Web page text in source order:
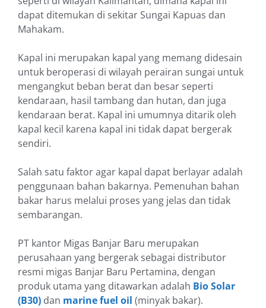
dapat ditemukan di sekitar Sungai Kapuas dan
Mahakam.
Kapal ini merupakan kapal yang memang didesain
untuk beroperasi di wilayah perairan sungai untuk
mengangkut beban berat dan besar seperti
kendaraan, hasil tambang dan hutan, dan juga
kendaraan berat. Kapal ini umumnya ditarik oleh
kapal kecil karena kapal ini tidak dapat bergerak
sendiri.
Salah satu faktor agar kapal dapat berlayar adalah
penggunaan bahan bakarnya. Pemenuhan bahan
bakar harus melalui proses yang jelas dan tidak
sembarangan.
PT kantor Migas Banjar Baru merupakan
perusahaan yang bergerak sebagai distributor
resmi migas Banjar Baru Pertamina, dengan
produk utama yang ditawarkan adalah Bio Solar
(B30) dan marine fuel oil (minyak bakar).